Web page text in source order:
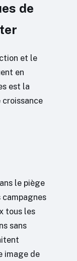
de
et le
en
est la
croissance
le piège
campagnes
tous les
sans
image de